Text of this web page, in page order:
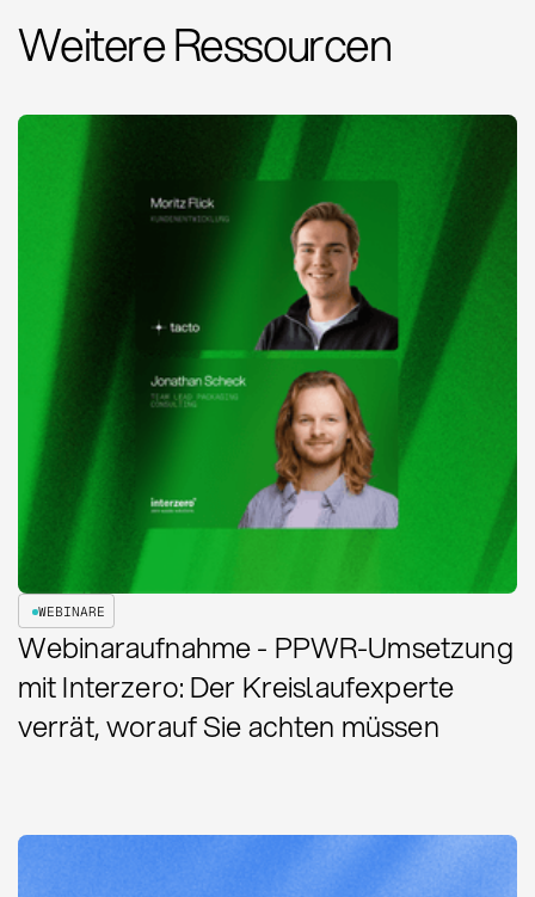
Weitere Ressourcen
WEBINARE
Webinaraufnahme - PPWR-Umsetzung
mit Interzero: Der Kreislaufexperte
verrät, worauf Sie achten müssen